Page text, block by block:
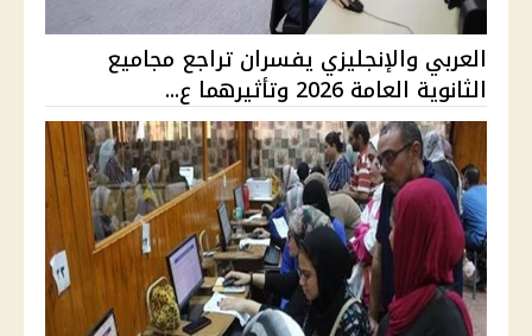
العربي والإنجليزي يفسران تراجع مجاميع
الثانوية العامة 2026 وتأثيرهما ع...